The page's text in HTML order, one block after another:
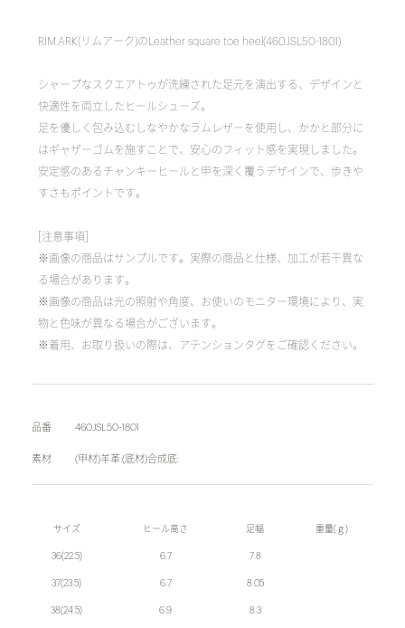
RIM.ARK(リムアーク)のLeather square toe heel(460JSL50-1801)
シャープなスクエアトゥが洗練された足元を演出する、デザインと
快適性を両立したヒールシューズ。
足を優しく包み込むしなやかなラムレザーを使用し、かかと部分に
はギャザーゴムを施すことで、安心のフィット感を実現しました。
安定感のあるチャンキーヒールと甲を深く覆うデザインで、歩きや
すさもポイントです。
[注意事項]
※画像の商品はサンプルです。実際の商品と仕様、加工が若干異な
る場合があります。
※画像の商品は光の照射や角度、お使いのモニター環境により、実
物と色味が異なる場合がございます。
※着用、お取り扱いの際は、アテンションタグをご確認ください。
品番 460JSL50-1801
素材 (甲材)羊革:(底材)合成底:
サイズ ヒール高さ 足幅 重量(ｇ)
36(22.5) 6.7 7.8
37(23.5) 6.7 8.05
38(24.5) 6.9 8.3